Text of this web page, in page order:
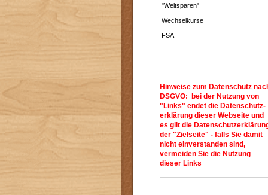
"Weltsparen"
Wechselkurse
FSA
Hinweise zum Datenschutz
DSGVO: bei der Nutzung von
"Links" endet die Datenschutz-
erklärung dieser Webseite und
es gilt die
der "Zielseite" - falls Sie damit
nicht einverstanden sind,
vermeiden Sie die Nutzung
dieser Links